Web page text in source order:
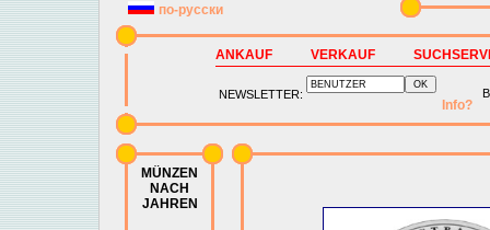
по-русски
ANKAUF VERKAUF
NEWSLETTER:
Info?
MÜNZEN
NACH
JAHREN